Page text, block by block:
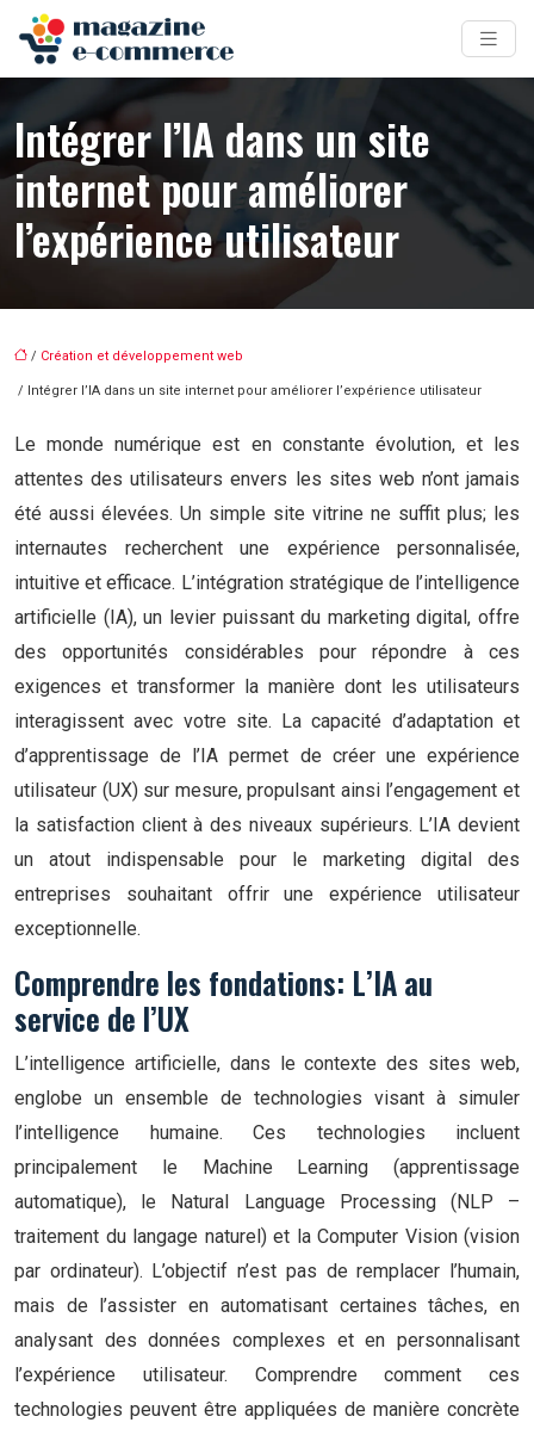
Intégrer l’IA dans un site
internet pour améliorer
l’expérience utilisateur
/ Création et développement web
/ Intégrer l’IA dans un site internet pour améliorer l’expérience utilisateur
Le monde numérique est en constante évolution, et les
attentes des utilisateurs envers les sites web n’ont jamais
été aussi élevées. Un simple site vitrine ne suffit plus; les
internautes recherchent une expérience personnalisée,
intuitive et efficace. L’intégration stratégique de l’intelligence
artificielle (IA), un levier puissant du marketing digital, offre
des opportunités considérables pour répondre à ces
exigences et transformer la manière dont les utilisateurs
interagissent avec votre site. La capacité d’adaptation et
d’apprentissage de l’IA permet de créer une expérience
utilisateur (UX) sur mesure, propulsant ainsi l’engagement et
la satisfaction client à des niveaux supérieurs. L’IA devient
un atout indispensable pour le marketing digital des
entreprises souhaitant offrir une expérience utilisateur
exceptionnelle.
Comprendre les fondations: L’IA au
service de l’UX
L’intelligence artificielle, dans le contexte des sites web,
englobe un ensemble de technologies visant à simuler
l’intelligence humaine. Ces technologies incluent
principalement le Machine Learning (apprentissage
automatique), le Natural Language Processing (NLP –
traitement du langage naturel) et la Computer Vision (vision
par ordinateur). L’objectif n’est pas de remplacer l’humain,
mais de l’assister en automatisant certaines tâches, en
analysant des données complexes et en personnalisant
l’expérience utilisateur. Comprendre comment ces
technologies peuvent être appliquées de manière concrète